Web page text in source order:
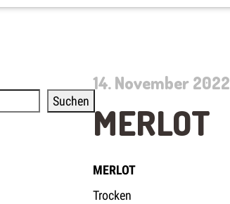
14. November 2022
MERLOT
MERLOT
Trocken
Suchen